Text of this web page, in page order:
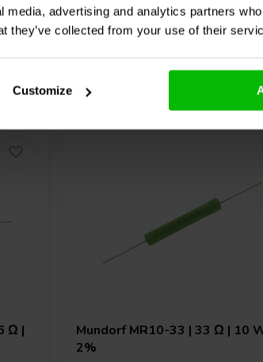
advertising and analytics partners
they’ve collected from your use of their
Customize
Ω |
MundorfMR10-33 | 33 Ω | 10
2%